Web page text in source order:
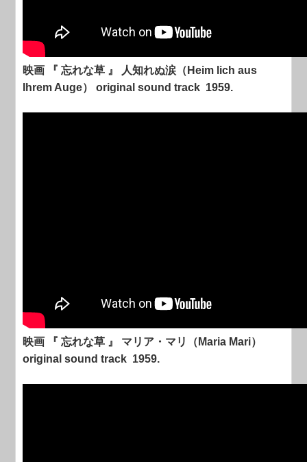
映画 『 忘れな草 』 人知れぬ涙（Heim lich aus
Ihrem Auge） original sound track 1959.
映画 『 忘れな草 』 マリア・マリ（Maria Mari）
original sound track 1959.